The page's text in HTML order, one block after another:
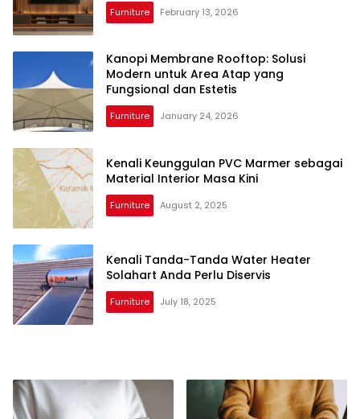
Furniture February 13, 2026
Kanopi Membrane Rooftop: Solusi
Modern untuk Area Atap yang
Fungsional dan Estetis
Furniture January 24, 2026
Kenali Keunggulan PVC Marmer sebagai
Material Interior Masa Kini
Furniture August 2, 2025
Kenali Tanda-Tanda Water Heater
Solahart Anda Perlu Diservis
Furniture July 18, 2025